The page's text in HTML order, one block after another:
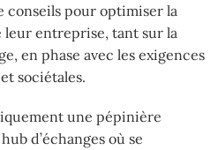
conseils pour optimiser la
entreprise, tant sur la
en phase avec les exigences
sociétales.
une pépinière
d’échanges où se